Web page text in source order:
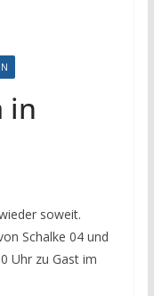
in
soweit.
Schalke 04 und
Uhr zu Gast im